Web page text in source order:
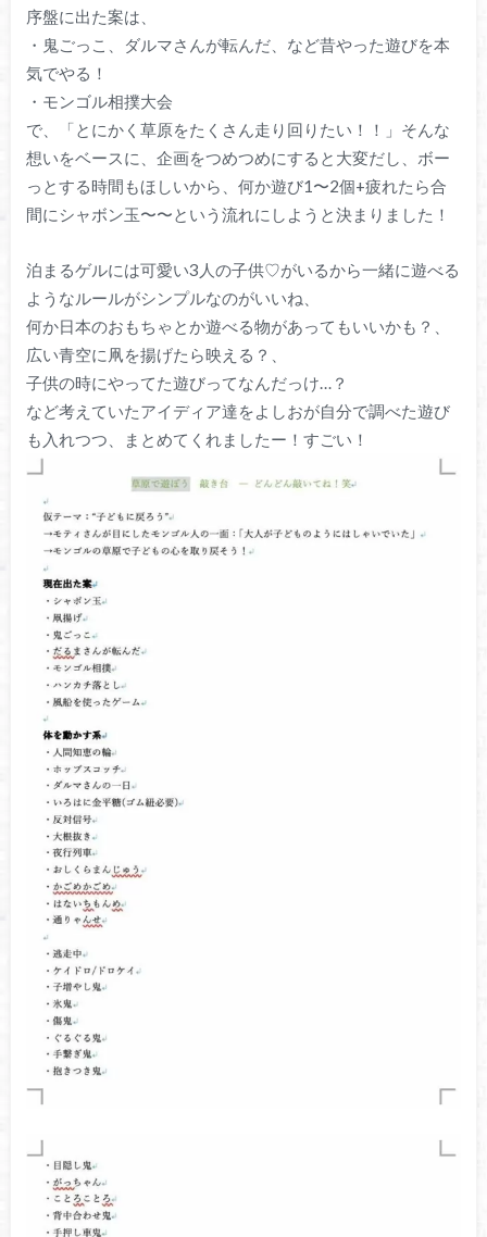
序盤に出た案は、
・鬼ごっこ、ダルマさんが転んだ、など昔やった遊びを本
気でやる！
・モンゴル相撲大会
で、「とにかく草原をたくさん走り回りたい！！」そんな
想いをベースに、企画をつめつめにすると大変だし、ボー
っとする時間もほしいから、何か遊び1〜2個+疲れたら合
間にシャボン玉〜〜という流れにしようと決まりました！
泊まるゲルには可愛い3人の子供♡がいるから一緒に遊べる
ようなルールがシンプルなのがいいね、
何か日本のおもちゃとか遊べる物があってもいいかも？、
広い青空に凧を揚げたら映える？、
子供の時にやってた遊びってなんだっけ…？
など考えていたアイディア達をよしおが自分で調べた遊び
も入れつつ、まとめてくれましたー！すごい！